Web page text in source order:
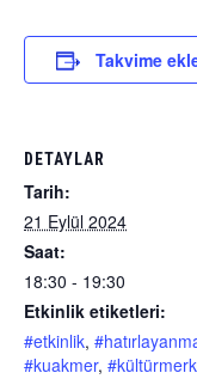
Takvime
DETAYLAR
Tarih:
21 Eylül 2024
Saat:
18:30 - 19:30
Etkinlik etiketleri:
#etkinlik,
#kuakmer,